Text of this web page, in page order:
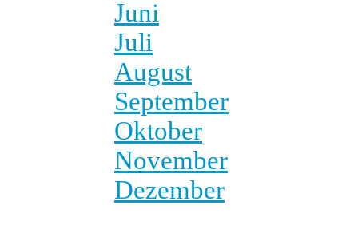
Juni
Juli
August
September
Oktober
November
Dezember